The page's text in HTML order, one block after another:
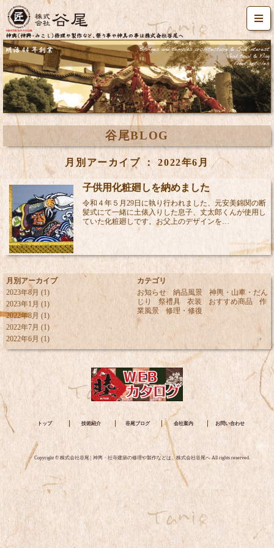
谷尾BLOG
月別アーカイブ ： 2022年6月
子供用化粧廻しを納めました
令和４年５月29日に執り行われました、元安美錦関の断
髪式にて一緒に土俵入りした息子、丈太郎くんが使用し
ていた化粧廻しです。お父上のデザインを…
月別アーカイブ
2023年8月 (1)
2023年1月 (1)
2022年8月 (1)
2022年7月 (1)
2022年6月(1)
カテゴリ
お知らせ
納品風景
神輿・山車・だん
じり
祭禮具 衣装 おすすめ商品
作
業風景
修理・修復
トップ 技術紹介 谷尾ブログ 会社案内 お問い合わせ
Copyright © 株式会社谷尾 | 神輿・社寺建築の修理や製作などは、株式会社谷尾へ All rights reserved.